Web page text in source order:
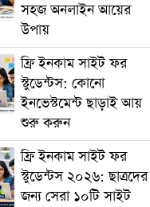
সহজ অনলাইন আয়ের
উপায়
ফ্রি ইনকাম সাইট ফর
স্টুডেন্টস: কোনো
ইনভেস্টমেন্ট ছাড়াই আয়
শুরু করুন
ফ্রি ইনকাম সাইট ফর
স্টুডেন্টস ২০২৬: ছাত্রদের
জন্য সেরা ১০টি সাইট